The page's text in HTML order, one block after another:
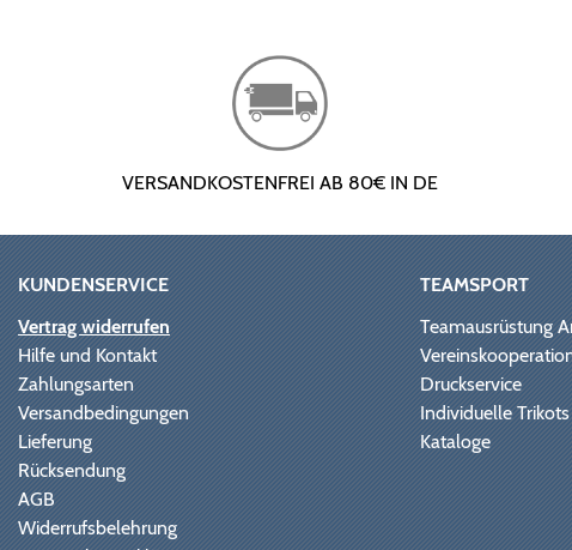
VERSANDKOSTENFREI AB 80€ IN DE
KUNDENSERVICE
Vertrag widerrufen
Hilfe und Kontakt
Zahlungsarten
Versandbedingungen
Lieferung
Rücksendung
AGB
Widerrufsbelehrung
TEAMSPORT
Teamausrüstung
Druckservice
Individuelle
Kataloge